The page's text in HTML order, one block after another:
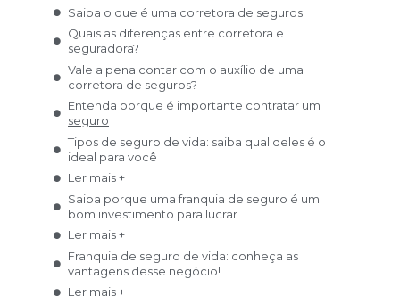
Saiba o que é uma corretora de seguros
Quais as diferenças entre corretora e
seguradora?
Vale a pena contar com o auxílio de uma
corretora de seguros?
Entenda porque é importante contratar um
seguro
Tipos de seguro de vida: saiba qual deles é o
ideal para você
Ler mais +
Saiba porque uma franquia de seguro é um
bom investimento para lucrar
Ler mais +
Franquia de seguro de vida: conheça as
vantagens desse negócio!
Ler mais +